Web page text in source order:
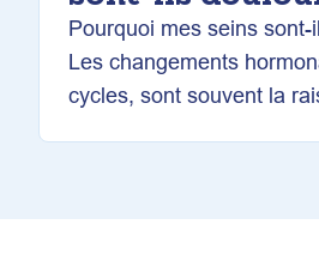
Pourquoi mes seins
Les changements
cycles, sont souvent la